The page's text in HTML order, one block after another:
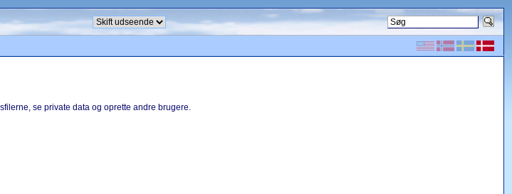
se private data og oprette andre brugere.